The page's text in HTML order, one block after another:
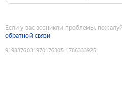
Если у вас возникли проблемы,
обратной связи
9198376031970176305:1786333925